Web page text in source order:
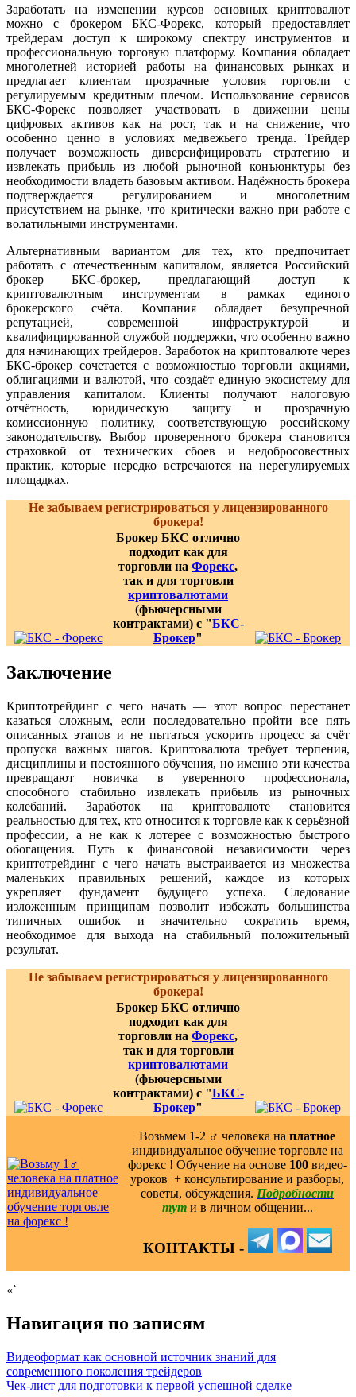
Заработать на изменении курсов основных криптовалют
можно с брокером БКС-Форекс, который предоставляет
трейдерам доступ к широкому спектру инструментов и
профессиональную торговую платформу. Компания обладает
многолетней историей работы на финансовых рынках и
предлагает клиентам прозрачные условия торговли с
регулируемым кредитным плечом. Использование сервисов
БКС-Форекс позволяет участвовать в движении цены
цифровых активов как на рост, так и на снижение, что
особенно ценно в условиях медвежьего тренда. Трейдер
получает возможность диверсифицировать стратегию и
извлекать прибыль из любой рыночной конъюнктуры без
необходимости владеть базовым активом. Надёжность брокера
подтверждается регулированием и многолетним
присутствием на рынке, что критически важно при работе с
волатильными инструментами.
Альтернативным вариантом для тех, кто предпочитает
работать с отечественным капиталом, является Российский
брокер БКС-брокер, предлагающий доступ к
криптовалютным инструментам в рамках единого
брокерского счёта. Компания обладает безупречной
репутацией, современной инфраструктурой и
квалифицированной службой поддержки, что особенно важно
для начинающих трейдеров. Заработок на криптовалюте через
БКС-брокер сочетается с возможностью торговли акциями,
облигациями и валютой, что создаёт единую экосистему для
управления капиталом. Клиенты получают налоговую
отчётность, юридическую защиту и прозрачную
комиссионную политику, соответствующую российскому
законодательству. Выбор проверенного брокера становится
страховкой от технических сбоев и недобросовестных
практик, которые нередко встречаются на нерегулируемых
площадках.
Не забываем регистрироваться у лицензированного
брокера!
Брокер БКС отлично
подходит как для
торговли на Форекс,
так и для торговли
криптовалютами
(фьючерсными
контрактами) с "БКС-
Брокер"
Заключение
Криптотрейдинг с чего начать — этот вопрос перестанет
казаться сложным, если последовательно пройти все пять
описанных этапов и не пытаться ускорить процесс за счёт
пропуска важных шагов. Криптовалюта требует терпения,
дисциплины и постоянного обучения, но именно эти качества
превращают новичка в уверенного профессионала,
способного стабильно извлекать прибыль из рыночных
колебаний. Заработок на криптовалюте становится
реальностью для тех, кто относится к торговле как к серьёзной
профессии, а не как к лотерее с возможностью быстрого
обогащения. Путь к финансовой независимости через
криптотрейдинг с чего начать выстраивается из множества
маленьких правильных решений, каждое из которых
укрепляет фундамент будущего успеха. Следование
изложенным принципам позволит избежать большинства
типичных ошибок и значительно сократить время,
необходимое для выхода на стабильный положительный
результат.
Не забываем регистрироваться у лицензированного
брокера!
Брокер БКС отлично
подходит как для
торговли на Форекс,
так и для торговли
криптовалютами
(фьючерсными
контрактами) с "БКС-
Брокер"
Возьмем 1-2 ‍♂️ человека на платное
индивидуальное обучение торговле на
форекс ! Обучение на основе 100видео-
уроков ️ + консультирование и разборы,
советы, обсуждения. Подробности
тут и в личном общении...
КОНТАКТЫ -
«`
Навигация по записям
Видеоформат как основной источник знаний для
современного поколения трейдеров
Чек-лист для подготовки к первой успешной сделке